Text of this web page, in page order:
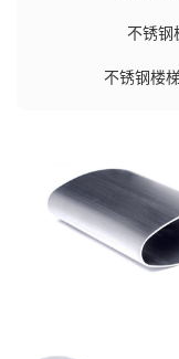
不锈钢
不锈钢楼